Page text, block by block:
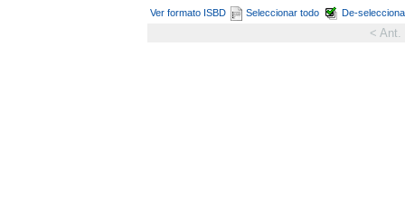
Ver formato ISBD Seleccionar todo De-
< Ant.